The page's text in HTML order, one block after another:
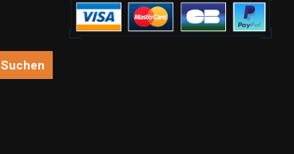
Suchen